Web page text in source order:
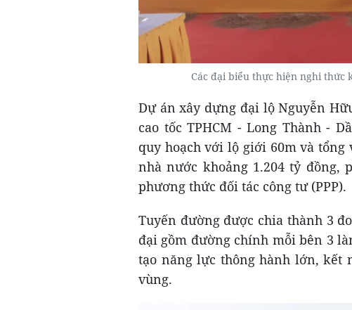
Các đại biểu thực hiện nghi thức
Dự án xây dựng đại lộ Nguyễn
cao tốc TPHCM - Long Thành -
quy hoạch với lộ giới 60m và tổng
nhà nước khoảng 1.204 tỷ
phương thức đối tác công tư (PPP).
Tuyến đường được chia thành 3
đại gồm đường chính mỗi bên 3
tạo năng lực thông hành lớn,
vùng.